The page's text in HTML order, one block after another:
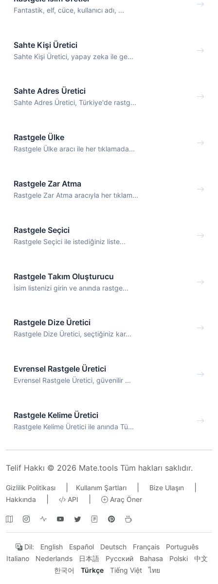
Fantastik, elf, cüce, kullanıcı adı, ...
Sahte Kişi Üretici
Sahte Kişi Üretici, yapay zeka ile ge...
Sahte Adres Üretici
Sahte Adres Üretici, Türkiye'de rastg...
Rastgele Ülke
Rastgele Ülke aracı ile her tıklamada...
Rastgele Zar Atma
Rastgele Zar Atma aracıyla her tıklam...
Rastgele Seçici
Rastgele Seçici ile istediğiniz liste...
Rastgele Takım Oluşturucu
İsim listenizi girin ve anında rastge...
Rastgele Dize Üretici
Rastgele Dize Üretici, seçtiğiniz kar...
Evrensel Rastgele Üretici
Evrensel Rastgele Üretici, güvenilir ...
Rastgele Kelime Üretici
Rastgele Kelime Üretici ile anında Tü...
Telif Hakkı © 2026 Mate.tools Tüm hakları saklıdır.
Gizlilik Politikası Kullanım Şartları Bize Ulaşın
Hakkında API Araç Öner
Dil: English Español Deutsch Français
Português
Italiano
Nederlands 日本語 Русский Bahasa Polski
中文
한국어
Türkçe Tiếng Việt ไทย